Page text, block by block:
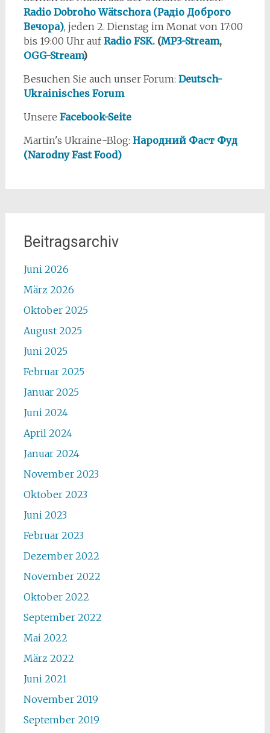
Radio Dobroho Wätschora (Радіо Доброго
Вечора), jeden 2. Dienstag im Monat von 17:00
bis 19:00 Uhr aufRadio FSK.(MP3-Stream,
OGG-Stream)
Besuchen Sie auch unser Forum: Deutsch-
Ukrainisches Forum
Unsere Facebook-Seite
Martin's Ukraine-Blog: Народний Фаст Фуд
(Narodny Fast Food)
Beitragsarchiv
Juni 2026
März 2026
Oktober 2025
August 2025
Juni 2025
Februar 2025
Januar 2025
Juni 2024
April 2024
Januar 2024
November 2023
Oktober 2023
Juni 2023
Februar 2023
Dezember 2022
November 2022
Oktober 2022
September 2022
Mai 2022
März 2022
Juni 2021
November 2019
September 2019